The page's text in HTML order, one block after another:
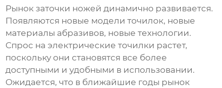
Рынок заточки ножей динамично развивается.
Появляются новые модели точилок, новые
материалы абразивов, новые технологии.
Спрос на электрические точилки растет,
поскольку они становятся все более
доступными и удобными в использовании.
Ожидается, что в ближайшие годы рынок